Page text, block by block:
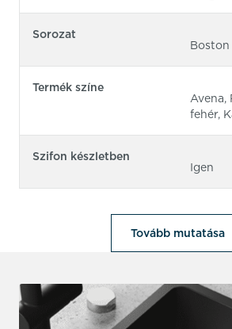
Sorozat
Boston
Termék színe
Avena,
fehér,
Szifon készletben
Igen
Tovább mutatása